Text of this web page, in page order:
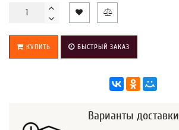
КУПИТЬ БЫСТРЫЙ ЗАКАЗ
Варианты доставки